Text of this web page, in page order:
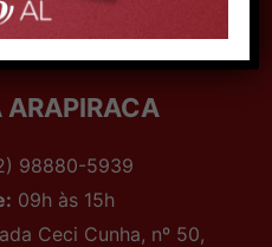
CEP 57052-190 –
AL
ARAPIRACA
98880-5939
09h às 15h
Ceci Cunha, nº 50,